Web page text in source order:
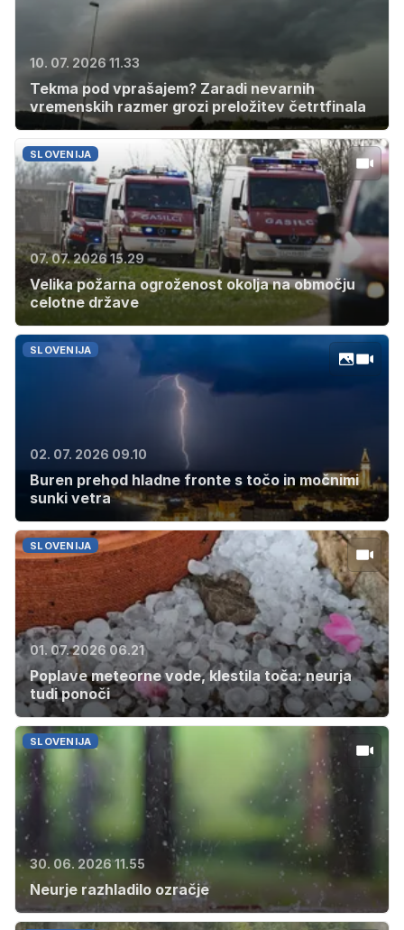
10. 07. 2026 11.33
Tekma pod vprašajem? Zaradi nevarnih
vremenskih razmer grozi preložitev četrtfinala
SLOVENIJA
07. 07. 2026 15.29
Velika požarna ogroženost okolja na območju
celotne države
SLOVENIJA
02. 07. 2026 09.10
Buren prehod hladne fronte s točo in močnimi
sunki vetra
SLOVENIJA
01. 07. 2026 06.21
Poplave meteorne vode, klestila toča: neurja
tudi ponoči
SLOVENIJA
30. 06. 2026 11.55
Neurje razhladilo ozračje